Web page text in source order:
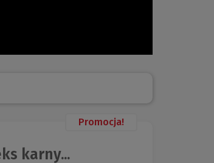
Promocja!
karny...